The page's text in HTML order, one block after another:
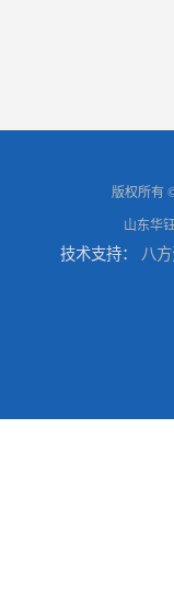
版权所有
山东华
技术支持： 八